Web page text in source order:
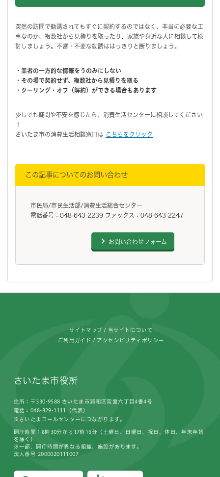
突然の訪問で勧誘されてもすぐに契約するのではなく、本当に必要な工
事なのか、複数社から見積りを取ったり、家族や身近な人に相談して検
討しましょう。不審・不要な勧誘ははっきりと断りましょう。
・業者の一方的な情報をうのみにしない
・その場で契約せず、複数社から見積りを取る
・クーリング・オフ（解約）ができる場合もあります
少しでも疑問や不安を感じたら、消費生活センターに相談してください
！
さいたま市の消費生活相談窓口は こちらをクリック
この記事についてのお問い合わせ
市民局/市民生活部/消費生活総合センター
電話番号：048-643-2239 ファックス：048-643-2247
お問い合わせフォーム
サイトマップ 当サイトについて
ご利用ガイド アクセシビリティポリシー
さいたま市役所
住所：〒330-9588 さいたま市浦和区常盤六丁目4番4号
電話：048-829-1111（代表）
※さいたまコールセンターにつながります。
開庁時間：8時30分から17時15分（土曜日、日曜日、祝日、休日、年末年始
を除く）
※一部、開庁時間が異なる組織、施設があります。
法人番号 2000020111007